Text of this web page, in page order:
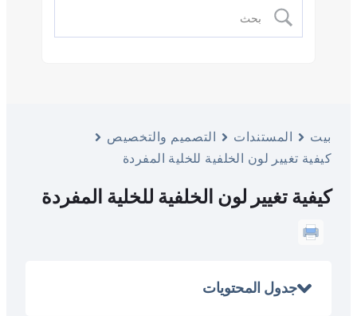
بيت المستندات
التصميم والتخصيص
كيفية تغيير لون الخلفية للخلية المفردة
كيفية تغيير لون الخلفية للخلية المفردة
جدول المحتويات